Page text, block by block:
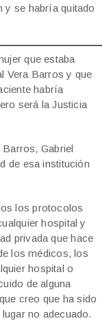
y se habría quitado
que estaba
Vera Barros y que
habría
será la Justicia
Gabriel
de esa institución
los protocolos
hospital y
privada que hace
los médicos, los
hospital o
de alguna
creo que ha sido
no adecuado.